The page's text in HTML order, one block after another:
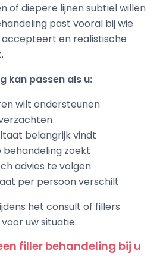
of diepere lijnen subtiel willen
past vooral bij wie
en realistische
kan passen als u:
wilt ondersteunen
belangrijk vindt
zoekt
advies te volgen
per persoon verschilt
het consult of fillers
uw situatie.
filler behandeling bij u